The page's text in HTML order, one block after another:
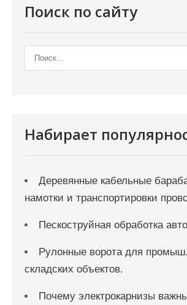
Поиск по сайту
Набирает
Деревянные кабельные
намотки и транспортировки
Пескоструйная обработка авто
Рулонные ворота для
складских объектов.
Почему электрокарнизы